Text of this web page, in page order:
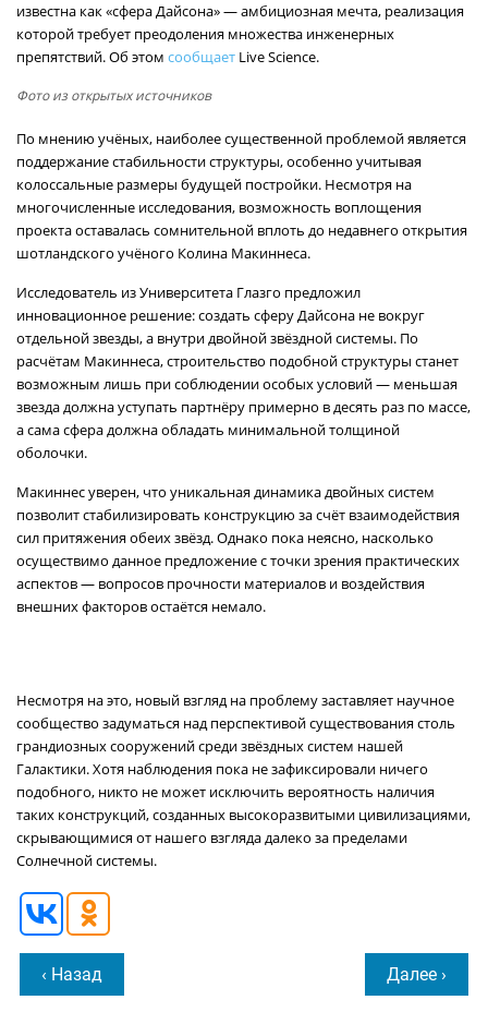
известна как «сфера Дайсона» — амбициозная мечта, реализация
которой требует преодоления множества инженерных
препятствий. Об этом сообщает Live Science.
Фото из открытых источников
По мнению учёных, наиболее существенной проблемой является
поддержание стабильности структуры, особенно учитывая
колоссальные размеры будущей постройки. Несмотря на
многочисленные исследования, возможность воплощения
проекта оставалась сомнительной вплоть до недавнего открытия
шотландского учёного Колина Макиннеса.
Исследователь из Университета Глазго предложил
инновационное решение: создать сферу Дайсона не вокруг
отдельной звезды, а внутри двойной звёздной системы. По
расчётам Макиннеса, строительство подобной структуры станет
возможным лишь при соблюдении особых условий — меньшая
звезда должна уступать партнёру примерно в десять раз по массе,
а сама сфера должна обладать минимальной толщиной
оболочки.
Макиннес уверен, что уникальная динамика двойных систем
позволит стабилизировать конструкцию за счёт взаимодействия
сил притяжения обеих звёзд. Однако пока неясно, насколько
осуществимо данное предложение с точки зрения практических
аспектов — вопросов прочности материалов и воздействия
внешних факторов остаётся немало.
Несмотря на это, новый взгляд на проблему заставляет научное
сообщество задуматься над перспективой существования столь
грандиозных сооружений среди звёздных систем нашей
Галактики. Хотя наблюдения пока не зафиксировали ничего
подобного, никто не может исключить вероятность наличия
таких конструкций, созданных высокоразвитыми цивилизациями,
скрывающимися от нашего взгляда далеко за пределами
Солнечной системы.
‹ Назад Далее ›